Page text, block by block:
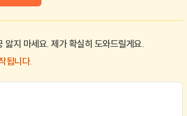
앓지 마세요. 제가 확실히 도와드릴게요.
됩니다.